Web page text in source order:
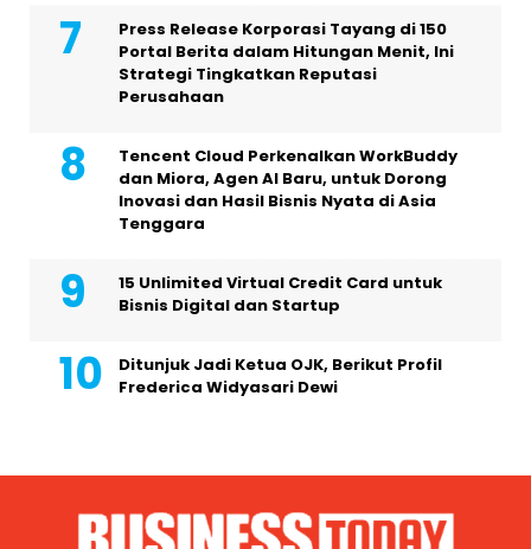
Press Release Korporasi Tayang di 150
Portal Berita dalam Hitungan Menit, Ini
Strategi Tingkatkan Reputasi
Perusahaan
Tencent Cloud Perkenalkan WorkBuddy
dan Miora, Agen AI Baru, untuk Dorong
Inovasi dan Hasil Bisnis Nyata di Asia
Tenggara
15 Unlimited Virtual Credit Card untuk
Bisnis Digital dan Startup
Ditunjuk Jadi Ketua OJK, Berikut Profil
Frederica Widyasari Dewi